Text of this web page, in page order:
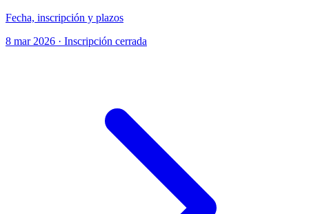
Fecha, inscripción y plazos
8 mar 2026 · Inscripción cerrada